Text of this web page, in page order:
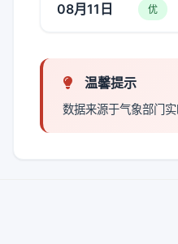
08月11日 优
温馨提示
数据来源于气象部门